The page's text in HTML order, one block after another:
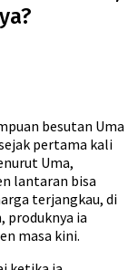
besutan Uma
pertama kali
Uma,
lantaran bisa
terjangkau, di
produknya ia
masa kini.